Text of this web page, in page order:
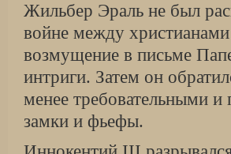
Жильбер Эраль не был
войне между
возмущение в письме
интриги. Затем он
менее требовательными
замки и фьефы.